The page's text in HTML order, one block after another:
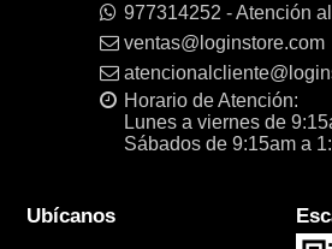
977314252 - Atención
ventas@loginstore.com
Horario de Atención:
Lunes a viernes de
Sábados de 9:15am a
Ubícanos